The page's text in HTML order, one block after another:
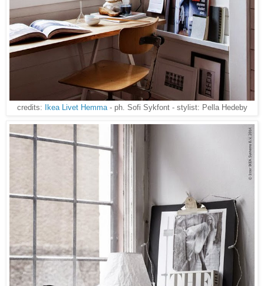
credits: Ikea Livet Hemma- ph. Sofi Sykfont - stylist: Pella Hedeby